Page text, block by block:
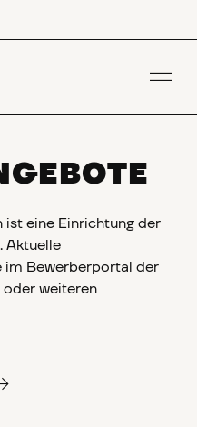
ist eine Einrichtung der
Aktuelle
im Bewerberportal der
oder weiteren